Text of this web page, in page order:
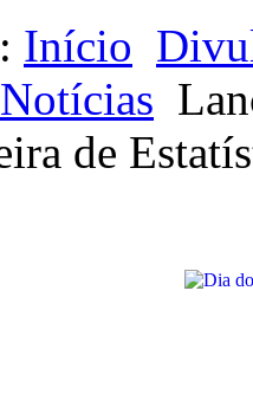
Início
Notícias
de